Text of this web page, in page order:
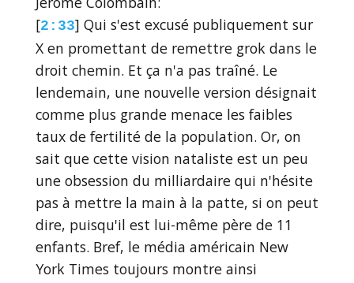
[2:33] Qui s'est excusé publiquement sur
X en promettant de remettre grok dans le
droit chemin. Et ça n'a pas traîné. Le
lendemain, une nouvelle version désignait
comme plus grande menace les faibles
taux de fertilité de la population. Or, on
sait que cette vision nataliste est un peu
une obsession du milliardaire qui n'hésite
pas à mettre la main à la patte, si on peut
dire, puisqu'il est lui-même père de 11
enfants. Bref, le média américain New
York Times toujours montre ainsi